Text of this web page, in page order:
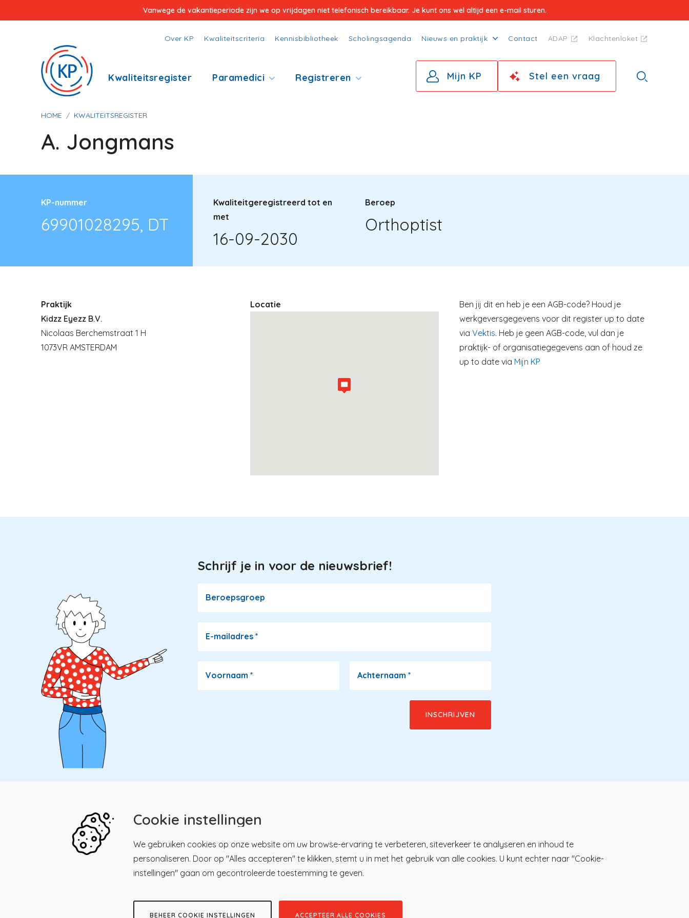
en
Vanwege de vakantieperiode zijn we op vrijdagen niet telefonisch bereikbaar. Je kunt ons wel altijd een e-mail sturen.
Top
menu
Over KP Kwaliteitscriteria Kennisbibliotheek Scholingsagenda Nieuws en praktijk Contact ADAP Klachtenloket
Hoofdnavigatie
Kwaliteitsregister Paramedici Registreren Mijn KP Stel een vraag
Kruimelpad
HOME KWALITEITSREGISTER
A. Jongmans
KP-nummer
69901028295, DT
Kwaliteitgeregistreerd tot en
met
16-09-2030
Beroep
Orthoptist
Praktijk
Kidzz Eyezz B.V.
Nicolaas Berchemstraat 1 H
1073VR AMSTERDAM
Locatie
Ben jij dit en heb je een AGB-code? Houd je
werkgeversgegevens voor dit register up to date
via Vektis. Heb je geen AGB-code, vul dan je
praktijk- of organisatiegegevens aan of houd ze
up to date via Mijn KP
Schrijf je in voor de nieuwsbrief!
Beroepsgroep
E-mailadres *
Voornaam * Achternaam *
Cookie instellingen
We gebruiken cookies op onze website om uw browse-ervaring te verbeteren, siteverkeer te analyseren en inhoud te
personaliseren. Door op "Alles accepteren" te klikken, stemt u in met het gebruik van alle cookies. U kunt echter naar "Cookie-
instellingen" gaan om gecontroleerde toestemming te geven.
BEHEER COOKIE INSTELLINGEN ACCEPTEER ALLE COOKIES
Kwaliteitsregister Paramedici
Maliesingel 39, 3581 BK
Menu
Kwaliteitsregister
Over KP
Paramedici
Nieuws en praktijk